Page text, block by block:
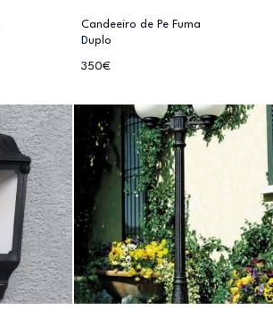
Candeeiro de Pe Fuma
Duplo
350€